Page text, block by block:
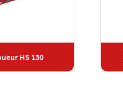
HS 130